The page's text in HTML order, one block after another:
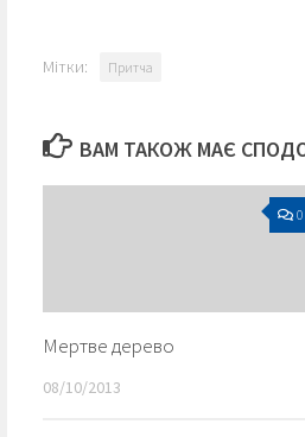
Мітки: Притча
ВАМ ТАКОЖ МАЄ
0
Мертве дерево
08/10/2013